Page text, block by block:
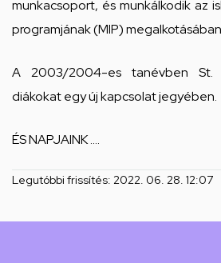
munkacsoport, és munkálkodik az
programjának (MIP)
A 2003/2004-es tanévben St.
diákokat egy új kapcsolat jegyében.
ÉS NAPJAINK ....
Legutóbbi frissítés: 2022. 06. 28. 12:07